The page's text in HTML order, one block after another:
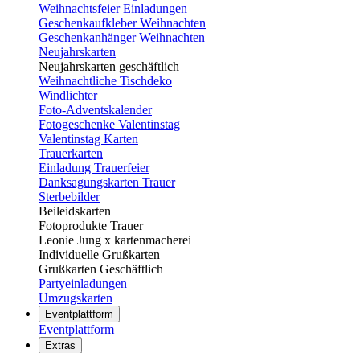
Weihnachtsfeier Einladungen
Geschenkaufkleber Weihnachten
Geschenkanhänger Weihnachten
Neujahrskarten
Neujahrskarten geschäftlich
Weihnachtliche Tischdeko
Windlichter
Foto-Adventskalender
Fotogeschenke Valentinstag
Valentinstag Karten
Trauerkarten
Einladung Trauerfeier
Danksagungskarten Trauer
Sterbebilder
Beileidskarten
Fotoprodukte Trauer
Leonie Jung x kartenmacherei
Individuelle Grußkarten
Grußkarten Geschäftlich
Partyeinladungen
Umzugskarten
Eventplattform
Eventplattform
Extras